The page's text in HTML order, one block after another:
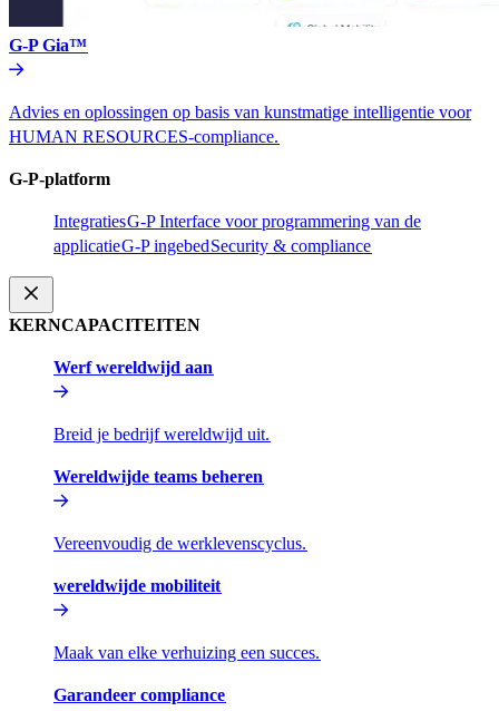
G-P Gia™​​
Advies en oplossingen op basis van kunstmatige intelligentie voor
HUMAN RESOURCES-compliance.​​
G-P-platform​​
Integraties​​G-P Interface voor programmering van de
applicatie​​G-P ingebed​​Security & compliance​​
KERNCAPACITEITEN​​
Werf wereldwijd aan​​
Breid je bedrijf wereldwijd uit.​​
Wereldwijde teams beheren​​
Vereenvoudig de werklevenscyclus.​​
wereldwijde mobiliteit​​
Maak van elke verhuizing een succes.​​
Garandeer compliance​​